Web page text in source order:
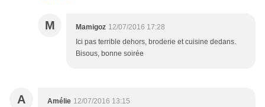
M Mamigoz 12/07/2016 17:28
Ici pas terrible dehors, broderie et cuisine dedans.
Bisous, bonne soirée
A Amélie 12/07/2016 13:15